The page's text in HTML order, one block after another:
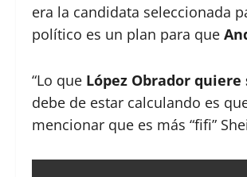
era la candidata seleccionada
político es un plan para que
“Lo que López Obrador
debe de estar calculando es
mencionar que es más “fifi”